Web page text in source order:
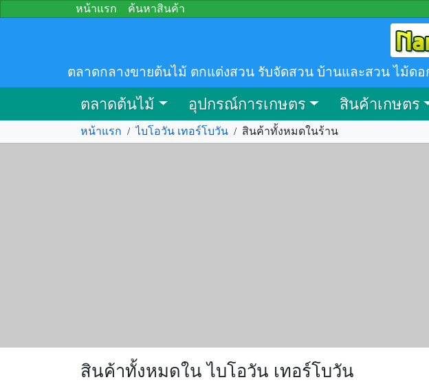
หน้าแรก ค้นหาสินค้า
ตลาดกลางขายต้นไม้ ตกแต่งสวน รับจัดสวน บ้านและสวน ไม้ด
ตลาดต้นไม้ อุปกรณ์การเกษตร สินค้าเกษตร
หน้าแรก / ไบโอวัน เทอร์โบวัน / สินค้าทั้งหมดในร้าน
สินค้าทั้งหมดใน ไบโอวัน เทอร์โบวัน